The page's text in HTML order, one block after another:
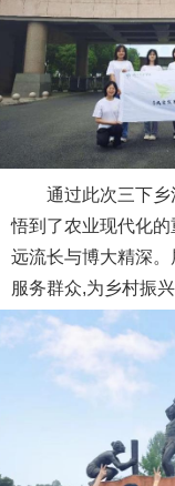
通过此次三下
悟到了农业现代化
远流长与博大精深
服务群众,为乡村振